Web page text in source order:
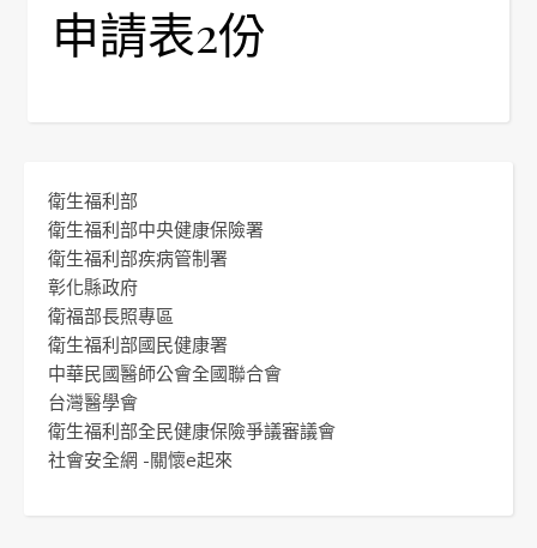
申請表2份
衛生福利部
衛生福利部中央健康保險署
衛生福利部疾病管制署
彰化縣政府
衛福部長照專區
衛生福利部國民健康署
中華民國醫師公會全國聯合會
台灣醫學會
衛生福利部全民健康保險爭議審議會
社會安全網 -關懷e起來